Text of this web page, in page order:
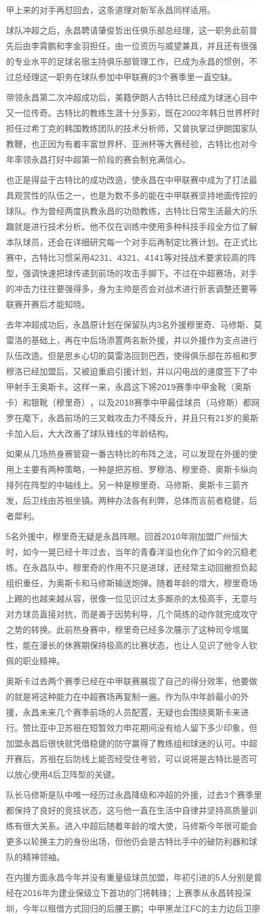
甲上来的对手再怼回去，这条道理对新军永昌同样适用。
球队冲超之后，永昌聘请肇俊哲出任俱乐部总经理，这一职务此前曾
先后由李霄鹏和李金羽担任，由一位资历与威望兼具，并且还有很强
的专业水平的足球名宿主持俱乐部管理工作，已成为永昌的惯例，不
过总经理这一职务在球队参加中甲联赛的3个赛季里一直空缺。
带领永昌第二次冲超成功后，美籍伊朗人古特比已经成为球迷心目中
又一位传奇。古特比的教练生涯十分多彩，既在2002年韩日世界杯时
担任过希丁克的韩国教练团队的技术分析师，又曾执掌过伊朗国家队
教鞭，也正因为有着丰富世界杯、亚洲杯等大赛经验，古特比也对今
年率领永昌打好中超第一阶段的赛会制充满信心。
也正是得益于古特比的成功改造，使永昌在中甲联赛中成为了打法最
具观赏性的队伍之一，也是为数不多的能在中甲联赛坚持地面传控的
球队。作为曾经两度执教永昌的功勋教练，古特比日常生活最大的乐
趣就是进行技术分析。他不仅在训练中使用多种科技手段全方位了解
本队球员，还会在详细研究每一个对手后再制定比赛计划。在正式比
赛中，古特比习惯采用4231、4321、4141等对技战术要求较高的阵
型，强调快速把球传递到前场的攻击手脚下。不过在中超赛场，对手
的冲击力往往要强得多，身为主帅是否会对战术进行折衷调整还要等
联赛开赛后才能知晓。
去年冲超成功后，永昌原计划在保留队内3名外援穆里奇、马修斯、莫
雷洛的基础上，再在中后场添置两名新外援，并以外援作为支点进行
队伍改造。但是思乡心切的莫雷洛回到巴西，使得俱乐部在苏祖和罗
穆洛已经加盟后，又被迫重启引援计划，并以闪电战的速度签下了中
甲射手王奥斯卡。这样一来，永昌这下将2019赛季中甲金靴（奥斯
卡）和银靴（穆里奇），以及2018赛季中甲最佳球员（马修斯）都网
罗在麾下，永昌前场的三叉戟攻击力不降反升，并且只有21岁的奥斯
卡加入后，大大改善了球队锋线的年龄结构。
如果从几场热身赛管窥一番古特比的布阵之法，可以发现在外援的使
用上主要有两种策略，一种是把苏祖、罗穆洛、穆里奇、奥斯卡纵向
排列在阵型的中轴线上。另一种是穆里奇、马修斯、奥斯卡三箭齐
发，后卫线由苏祖坐镇。两种办法各有利弊，总体而言前者稳健，后
者犀利。
5名外援中，穆里奇无疑是永昌阵眼。回首2010年刚加盟广州恒大
时，如今一晃已经十年过去，当年的青春洋溢也化作了如今的沉稳老
练。在永昌队中，穆里奇的作用不只是进球，还经常主动回撤担负起
组织重任，为奥斯卡和马修斯输送炮弹。随着年龄的增大，穆里奇场
上踢的也越来越从容，很像一位见识过太多厮杀的太极高手，无意与
对方球员直接对抗，而是善于因势利导，几个简练的动作就完成攻守
之势的转换。此前热身赛中，穆里奇已经多次展示了这种司令塔属
性，能在漫长的休赛期保持极高的比赛状态，也让人见识了他令人钦
佩的职业精神。
奥斯卡过去两个赛季已经在中甲联赛展现了自己的得分效率，他要做
的就是将这种能力在中超赛场再复制一遍。作为队中年龄最小的外
援，永昌未来几个赛季前场的人员配置，无疑也会围绕奥斯卡来进
行。赞比亚中卫苏祖在短暂效力申花期间没有给人留下多少印象，但
加盟永昌后很快就凭借稳健的防守赢得了教练组和球迷的认可。中超
开赛后，苏祖在后防线上能否经受住考验，可以说将是古特比是否可
以放心使用4后卫阵型的关键。
队长马修斯是队中唯一经历过永昌降级和冲超的外援，过去3个赛季里
都保持了良好的竞技状态，这与他一直在生活中自律并坚持高质量训
练有很大关系。进入中超后随着年龄的增大使，马修斯今年很可能会
更多以轮换主力的身份出场，但他仍会是古特比手中的破防利器和球
队的精神领袖。
在内援方面永昌今年并没有重量级球员加盟，年初引进的5人分别是曾
经在2016年为建业保级立下首功的门将韩锋；上赛季从永昌转投深
圳，今年以租借方式回归的后腰王鹏；中甲黑龙江FC的主力边后卫廖